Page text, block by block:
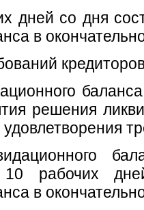
дней со дня
в
решения
рабочих
в